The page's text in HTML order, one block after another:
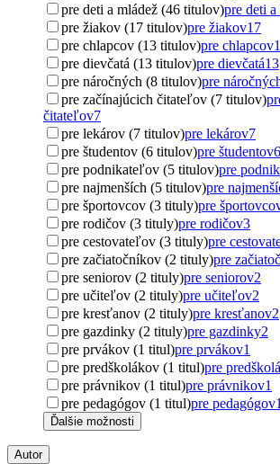
pre deti a mládež (46 titulov)pre deti a
pre žiakov (17 titulov)pre žiakov17
pre chlapcov (13 titulov)pre chlapcov
pre dievčatá (13 titulov)pre dievčatá13
pre náročných (8 titulov)pre
pre začínajúcich čitateľov (7 titulov)
čitateľov7
pre lekárov (7 titulov)pre lekárov7
pre študentov (6 titulov)pre študentov6
pre podnikateľov (5 titulov)pre
pre najmenších (5 titulov)pre
pre športovcov (3 tituly)pre
pre rodičov (3 tituly)pre rodičov3
pre cestovateľov (3 tituly)pre
pre začiatočníkov (2 tituly)pre
pre seniorov (2 tituly)pre seniorov2
pre učiteľov (2 tituly)pre učiteľov2
pre kresťanov (2 tituly)pre kresťanov2
pre gazdinky (2 tituly)pre gazdinky2
pre prvákov (1 titul)pre prvákov1
pre predškolákov (1 titul)pre
pre právnikov (1 titul)pre právnikov1
pre pedagógov (1 titul)pre pedagógov1
Ďalšie možnosti
Autor